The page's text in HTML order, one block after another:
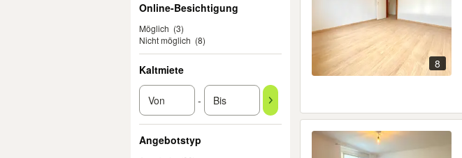
Online-Besichtigung
Möglich (3)
Nicht möglich (8)
Kaltmiete
-
Angebotstyp
8